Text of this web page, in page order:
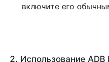
включите его
2. Использование ADB